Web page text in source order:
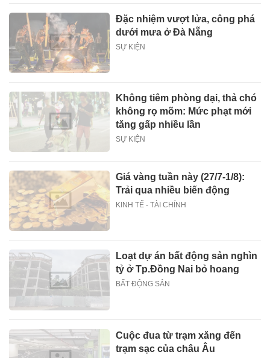
Đặc nhiệm vượt lửa, công phá
dưới mưa ở Đà Nẵng
SỰ KIỆN
Không tiêm phòng dại, thả chó
không rọ mõm: Mức phạt mới
tăng gấp nhiều lần
SỰ KIỆN
Giá vàng tuần này (27/7-1/8):
Trải qua nhiều biến động
KINH TẾ - TÀI CHÍNH
Loạt dự án bất động sản nghìn
tỷ ở Tp.Đồng Nai bỏ hoang
BẤT ĐỘNG SẢN
Cuộc đua từ trạm xăng đến
trạm sạc của châu Âu